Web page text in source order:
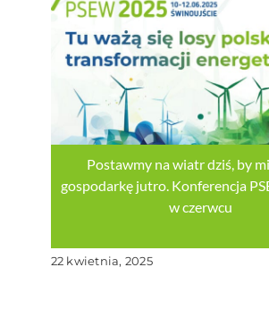
Postawmy na wiatr dziś, by
gospodarkę jutro. Konferencja
w czerwcu
22 kwietnia, 2025